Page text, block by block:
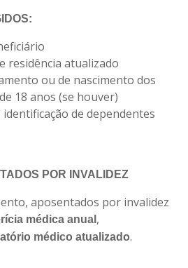
residência atualizado
ou de nascimento dos
18 anos (se houver)
de dependentes
POR INVALIDEZ
aposentados por invalidez
médica anual ,
médico atualizado.